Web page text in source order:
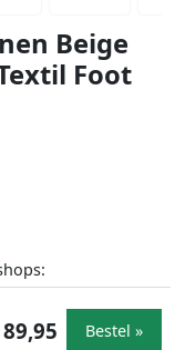
Beige
Foot
89,95 Bestel »